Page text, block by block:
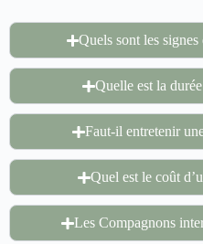
Quels sont les
Quelle est la
Faut-il entretenir
Quel est le coût
Les Compagnons